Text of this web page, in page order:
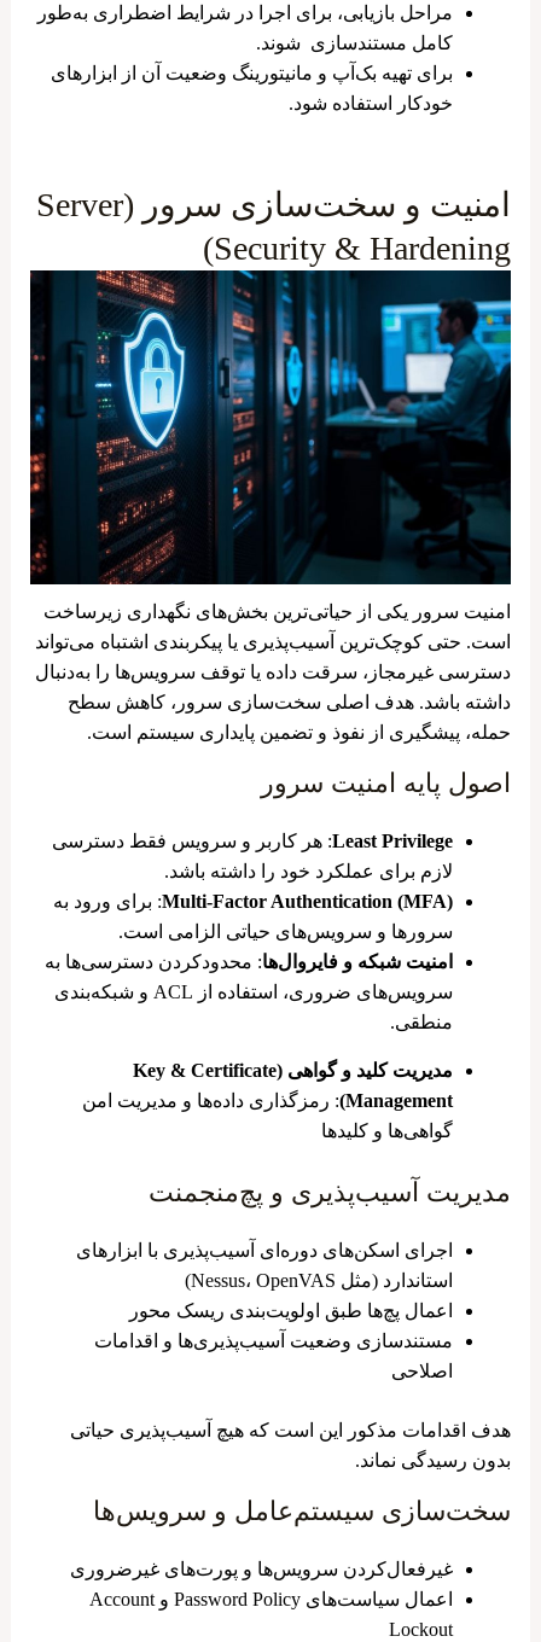
مراحل بازیابی، برای اجرا در شرایط اضطراری به‌طور
کامل مستندسازی شوند.
برای تهیه بک‌آپ و مانیتورینگ وضعیت آن از ابزارهای
خودکار استفاده شود.
امنیت و سخت‌سازی سرور (Server
Security & Hardening)
امنیت سرور یکی از حیاتی‌ترین بخش‌های نگهداری زیرساخت
است. حتی کوچک‌ترین آسیب‌پذیری یا پیکربندی اشتباه می‌تواند
دسترسی غیرمجاز، سرقت داده یا توقف سرویس‌ها را به‌دنبال
داشته باشد. هدف اصلی سخت‌سازی سرور، کاهش سطح
حمله، پیشگیری از نفوذ و تضمین پایداری سیستم است.
اصول پایه امنیت سرور
Least Privilege: هر کاربر و سرویس فقط دسترسی
لازم برای عملکرد خود را داشته باشد.
Multi-Factor Authentication (MFA): برای ورود به
سرورها و سرویس‌های حیاتی الزامی است.
امنیت شبکه و فایروال‌ها: محدودکردن دسترسی‌ها به
سرویس‌های ضروری، استفاده از ACL و شبکه‌بندی
منطقی.
مدیریت کلید و گواهی (Key & Certificate
Management) : رمزگذاری داده‌ها و مدیریت امن
گواهی‌ها و کلیدها
مدیریت آسیب‌پذیری و پچ‌منجمنت
اجرای اسکن‌های دوره‌ای آسیب‌پذیری با ابزارهای
استاندارد (مثل Nessus، OpenVAS)
اعمال پچ‌ها طبق اولویت‌بندی ریسک محور
مستندسازی وضعیت آسیب‌پذیری‌ها و اقدامات
اصلاحی
هدف اقدامات مذکور این است که هیچ آسیب‌پذیری حیاتی
بدون رسیدگی نماند.
سخت‌سازی سیستم‌عامل و سرویس‌ها
غیرفعال‌کردن سرویس‌ها و پورت‌های غیرضروری
اعمال سیاست‌های Password Policy و Account
Lockout